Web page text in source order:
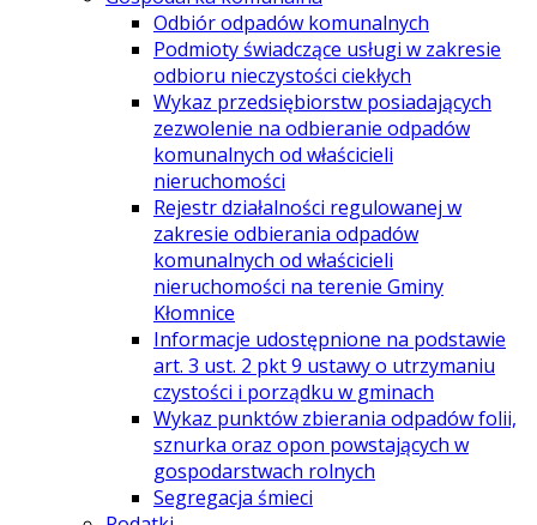
Odbiór odpadów komunalnych
Podmioty świadczące usługi w zakresie
odbioru nieczystości ciekłych
Wykaz przedsiębiorstw posiadających
zezwolenie na odbieranie odpadów
komunalnych od właścicieli
nieruchomości
Rejestr działalności regulowanej w
zakresie odbierania odpadów
komunalnych od właścicieli
nieruchomości na terenie Gminy
Kłomnice
Informacje udostępnione na podstawie
art. 3 ust. 2 pkt 9 ustawy o utrzymaniu
czystości i porządku w gminach
Wykaz punktów zbierania odpadów folii,
sznurka oraz opon powstających w
gospodarstwach rolnych
Segregacja śmieci